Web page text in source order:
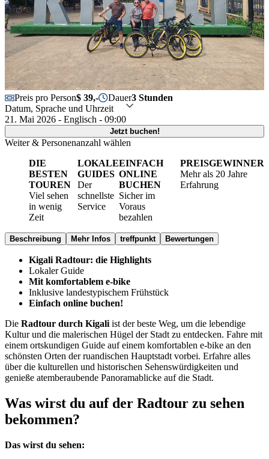
Preis pro Person$ 39,- Dauer3 Stunden
Datum, Sprache und Uhrzeit
21. Mai 2026 - Englisch - 09:00
Jetzt buchen!
Weiter & Personenanzahl wählen
DIE
BESTEN
TOUREN
Viel sehen
in wenig
Zeit
LOKALE
GUIDES
Der
schnellste
Service
EINFACH
ONLINE
BUCHEN
Sicher im
Voraus
bezahlen
PREISGEWINNER
Mehr als 20 Jahre
Erfahrung
Beschreibung Mehr Infos treffpunkt Bewertungen
Kigali Radtour: die Highlights
Lokaler Guide
Mit komfortablem e-bike
Inklusive landestypischem Frühstück
Einfach online buchen!
Die Radtour durch Kigali ist der beste Weg, um die lebendige
Kultur und die malerischen Hügel der Stadt zu entdecken. Fahre mit
einem ortskundigen Guide auf einem komfortablen e-bike an den
schönsten Orten der ruandischen Hauptstadt vorbei. Erfahre alles
über die kulturellen und historischen Sehenswürdigkeiten und
genieße atemberaubende Panoramablicke auf die Stadt.
Was wirst du auf der Radtour zu sehen
bekommen?
Das wirst du sehen: